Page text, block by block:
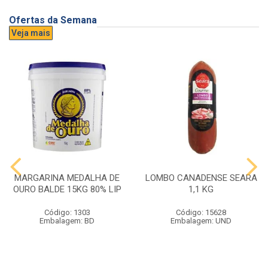
Ofertas da Semana
Veja mais
MARGARINA MEDALHA DE
OURO BALDE 15KG 80% LIP
Código: 1303
Embalagem: BD
LOMBO CANADENSE SEARA
1,1 KG
Código: 15628
Embalagem: UND